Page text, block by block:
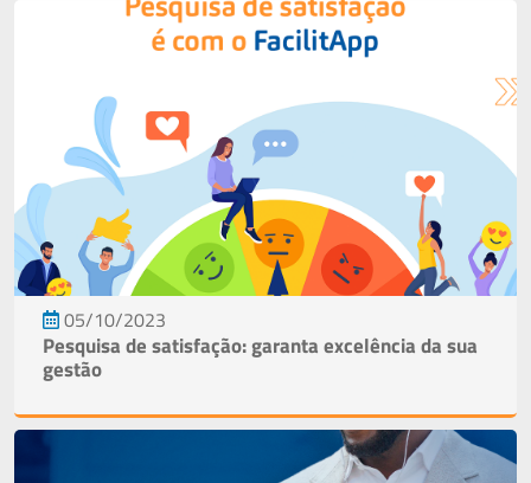
05/10/2023
Pesquisa de satisfação: garanta excelência da sua
gestão